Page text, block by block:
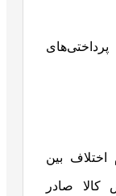
بین
صادر